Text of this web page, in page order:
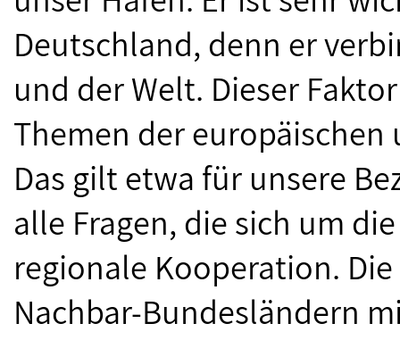
Deutschland, denn er
und der Welt. Dieser
Themen der
Das gilt etwa für unsere
alle Fragen, die sich um
regionale Kooperation.
Nachbar-Bundesländern